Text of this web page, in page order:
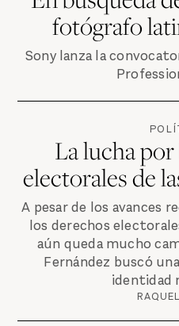
fotógrafo
Sony lanza la
La lucha
electorales de
A pesar de los avances
los derechos
aún queda mucho
Fernández buscó
identidad